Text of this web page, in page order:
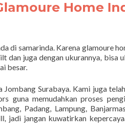
Home
di samarinda. Karena glamoure
dan juga dengan ukurannya, bisa
besar.
Surabaya. Kami juga
memudahkan proses
Padang, Lampung,
jadi jangan kuwatirkan